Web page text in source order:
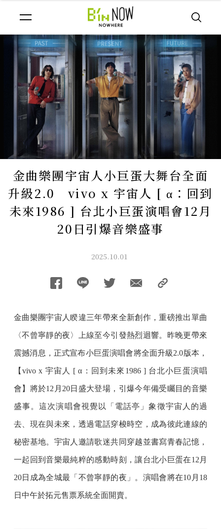
金曲樂團宇宙人小巨蛋大舞台全面
升級2.0 vivo x 宇宙人 [ α：回到
未來1986 ] 台北小巨蛋演唱會12月
20日引爆音樂盛事
2025.10.01
金曲樂團宇宙人睽違三年帶來全新創作，重磅推出單曲
〈不曾寧靜的夜〉上線至今引發熱烈迴響。昨晚更帶來
震撼消息，正式宣布小巨蛋演唱會將全面升級2.0版本，
【vivo x 宇宙人 [ α：回到未來1986 ] 台北小巨蛋演唱
會】將於12月20日盛大登場，引爆今年備受矚目的音樂
盛事。這次演唱會視覺以「電話亭」象徵宇宙人的過
去、現在與未來，透過電話穿梭時空，成為彼此連線的
秘密基地。宇宙人邀請歌迷共同穿越並書寫青春記憶，
一起回到音樂最純粹的感動時刻，讓台北小巨蛋在12月
20日成為全城最「不曾寧靜的夜」。演唱會將在10月18
日中午於拓元售票系統全面開賣。